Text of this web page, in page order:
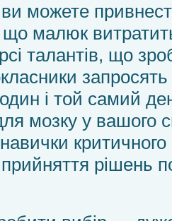
можете
малюк
талантів, що
запросять
і той самий
мозку у вашого
рішень